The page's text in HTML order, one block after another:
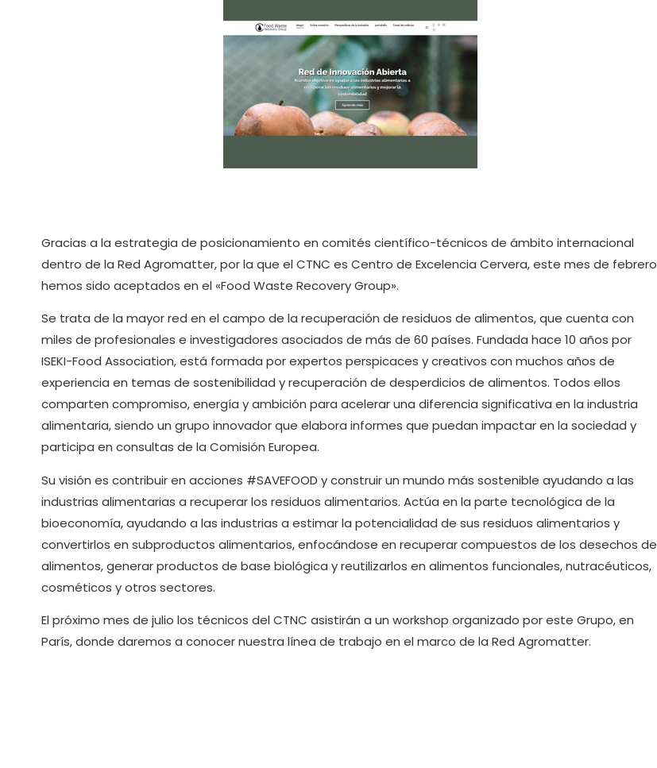
Gracias a la estrategia de posicionamiento en comités científico-técnicos de ámbito internacional
dentro de la Red Agromatter, por la que el CTNC es Centro de Excelencia Cervera, este mes de febrero
hemos sido aceptados en el «Food Waste Recovery Group».
Se trata de la mayor red en el campo de la recuperación de residuos de alimentos, que cuenta con
miles de profesionales e investigadores asociados de más de 60 países. Fundada hace 10 años por
ISEKI-Food Association, está formada por expertos perspicaces y creativos con muchos años de
experiencia en temas de sostenibilidad y recuperación de desperdicios de alimentos. Todos ellos
comparten compromiso, energía y ambición para acelerar una diferencia significativa en la industria
alimentaria, siendo un grupo innovador que elabora informes que puedan impactar en la sociedad y
participa en consultas de la Comisión Europea.
Su visión es contribuir en acciones #SAVEFOOD y construir un mundo más sostenible ayudando a las
industrias alimentarias a recuperar los residuos alimentarios. Actúa en la parte tecnológica de la
bioeconomía, ayudando a las industrias a estimar la potencialidad de sus residuos alimentarios y
convertirlos en subproductos alimentarios, enfocándose en recuperar compuestos de los desechos de
alimentos, generar productos de base biológica y reutilizarlos en alimentos funcionales, nutracéuticos,
cosméticos y otros sectores.
El próximo mes de julio los técnicos del CTNC asistirán a un workshop organizado por este Grupo, en
París, donde daremos a conocer nuestra línea de trabajo en el marco de la Red Agromatter.